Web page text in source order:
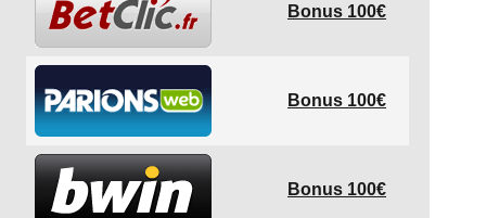
Bonus 100€
Bonus 100€
Bonus 100€